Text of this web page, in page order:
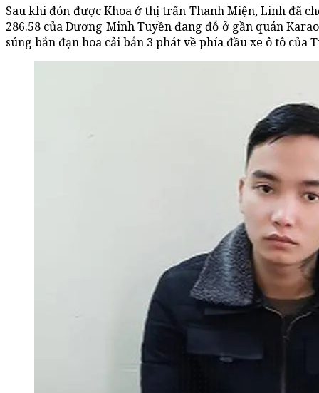
Sau khi đón được Khoa ở thị trấn Thanh Miện, Linh đã
286.58 của Dương Minh Tuyền đang đỗ ở gần quán
súng bắn đạn hoa cải bắn 3 phát về phía đầu xe ô tô của